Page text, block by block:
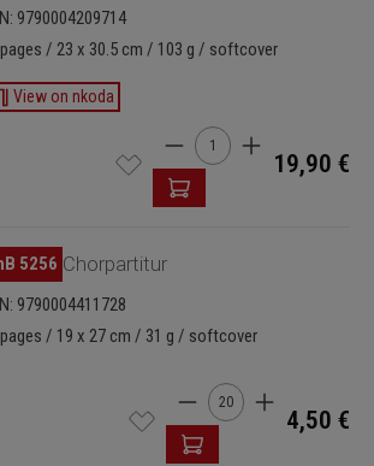
9790004209714
/ 23 x 30.5 cm / 103 g / softcover
View on nkoda
Cantidad del producto:
19,90 €
5256 Chorpartitur
9790004411728
/ 19 x 27 cm / 31 g / softcover
Cantidad del
4,50 €